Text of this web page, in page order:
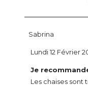
Sabrina
Je
Les chaises sont
Lundi 12 Février